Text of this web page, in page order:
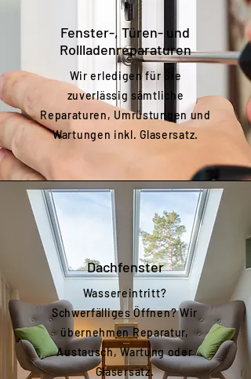
Fenster-, Türen- und
Rollladenreparaturen
Wir erledigen für Sie
zuverlässig sämtliche
Reparaturen, Umrüstungen und
Wartungen inkl. Glasersatz.
Dachfenster
Wassereintritt?
Schwerfälliges Öffnen? Wir
übernehmen Reparatur,
Austausch, Wartung oder
Glasersatz.